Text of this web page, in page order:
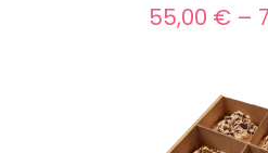
55,00 € –